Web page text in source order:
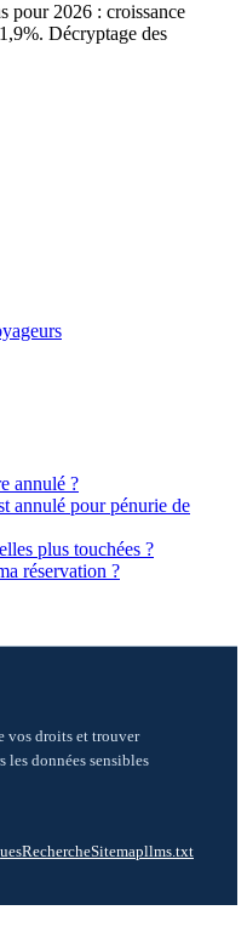
pour 2026 : croissance
Décryptage des
annulé ?
annulé pour pénurie de
plus touchées ?
réservation ?
vos droits et trouver
les données sensibles
RechercheSitemapllms.txt